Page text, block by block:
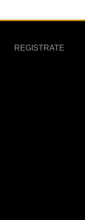
REGISTRATE